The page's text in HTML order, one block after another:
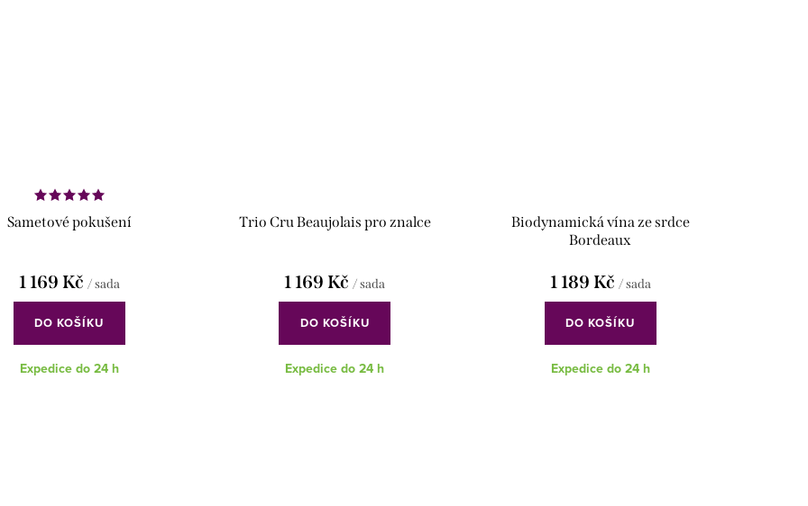
Sametové pokušení
1 169 Kč / sada
DO KOŠÍKU
Expedice do 24 h
Trio Cru Beaujolais pro znalce
1 169 Kč/ sada
DO KOŠÍKU
Expedice do 24 h
Biodynamická vína ze srdce
Bordeaux
1 189 Kč / sada
DO KOŠÍKU
Expedice do 24 h